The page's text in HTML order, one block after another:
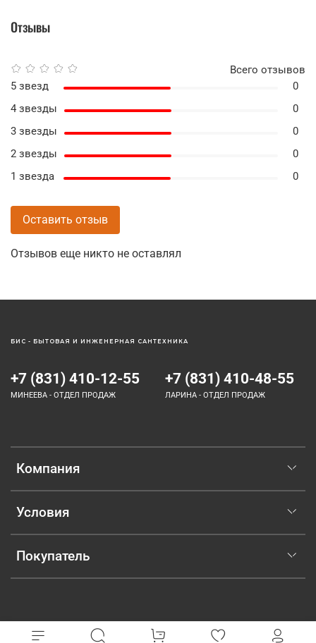
Отзывы
Отзывов еще никто не оставлял
Всего отзывов
5 звезд
0
4 звезды
0
3 звезды
0
2 звезды
0
1 звезда
0
Оставить отзыв
Компания
Условия
Покупатель
+7 (831) 410-12-55
МИНЕЕВА - ОТДЕЛ ПРОДАЖ
+7 (831) 410-48-55
ЛАРИНА - ОТДЕЛ ПРОДАЖ
БИС - БЫТОВАЯ И ИНЖЕНЕРНАЯ САНТЕХНИКА